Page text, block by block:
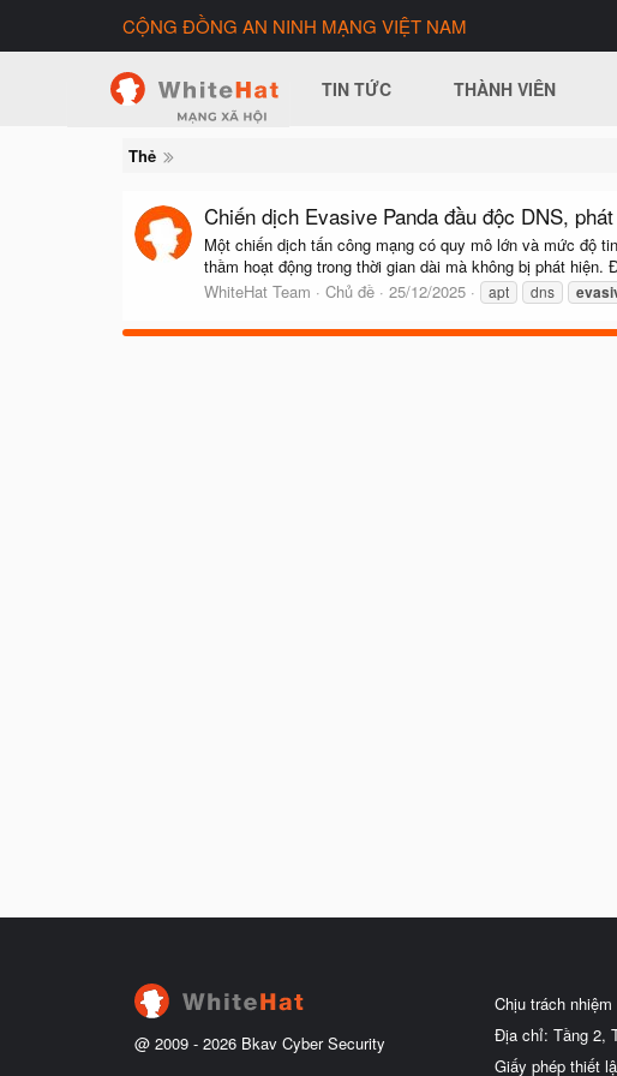
CỘNG ĐỒNG AN NINH MẠNG VIỆT NAM
TIN TỨC THÀNH VIÊN
Thẻ
Chiến dịch Evasive Panda đầu độc DNS,
Một chiến dịch tấn công mạng có quy mô lớn và mức độ
thầm hoạt động trong thời gian dài mà không bị phát
WhiteHat Team
Chủ đề 25/12/2025 apt dns
@ 2009 - 2026 Bkav Cyber Security
Chịu trách
Địa chỉ: Tầng 2,
Giấy phép thiết